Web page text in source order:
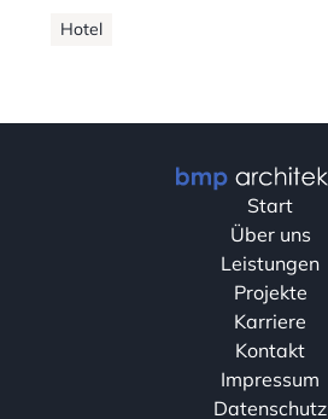
Hotel
Start
Über uns
Leistungen
Projekte
Karriere
Kontakt
Impressum
Datenschutz